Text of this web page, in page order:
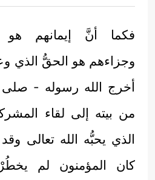
فكما أنَّ إيمانهم هو
وجزاءهم هو الحقُّ الذي
أخرج الله رسوله - صلى
من بيته إلى لقاء
الذي يحبُّه الله تعالى
كان المؤمنون لم